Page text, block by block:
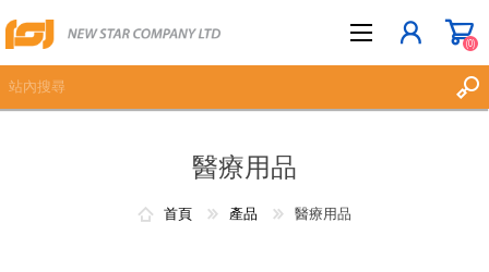
(0)
醫療用品
首頁 產品 醫療用品